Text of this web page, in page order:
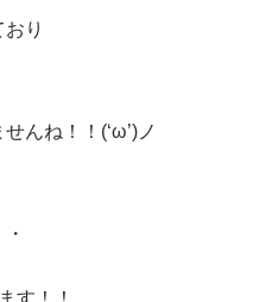
り
んね！！(‘ω’)ノ
す！！